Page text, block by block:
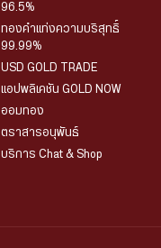
96.5%
ทองคำแท่งความบริสุทธิ์
99.99%
USD GOLD TRADE
แอปพลิเคชัน GOLD NOW
ออมทอง
ตราสารอนุพันธ์
บริการ Chat & Shop